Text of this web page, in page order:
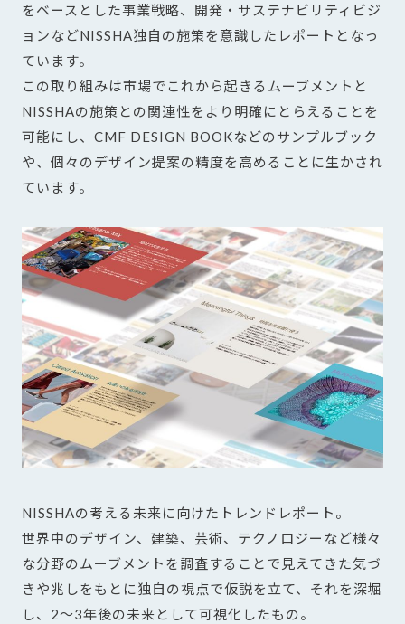
をベースとした事業戦略、開発・サステナビリティビジ
ョンなどNISSHA独自の施策を意識したレポートとなっ
ています。
この取り組みは市場でこれから起きるムーブメントと
NISSHAの施策との関連性をより明確にとらえることを
可能にし、CMF DESIGN BOOKなどのサンプルブック
や、個々のデザイン提案の精度を高めることに生かされ
ています。
NISSHAの考える未来に向けたトレンドレポート。
世界中のデザイン、建築、芸術、テクノロジーなど様々
な分野のムーブメントを調査することで見えてきた気づ
きや兆しをもとに独自の視点で仮説を立て、それを深堀
し、2～3年後の未来として可視化したもの。